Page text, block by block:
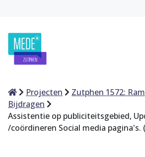
HomeProjecten
Zutphen 1572:
Bijdragen
Assistentie op publiciteitsgebied,
/coördineren Social media pagina's.